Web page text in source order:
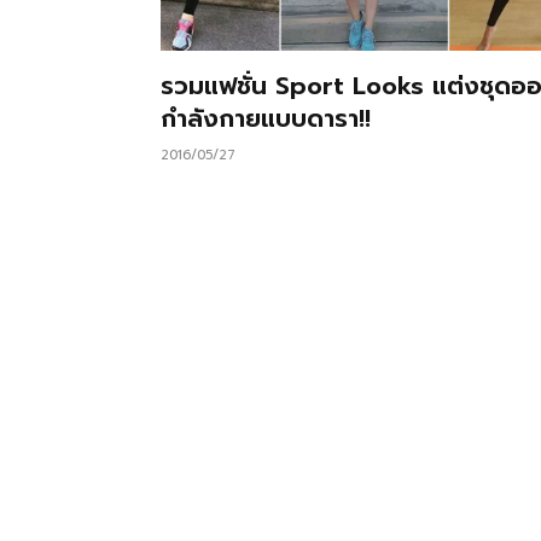
รวมแฟชั่น Sport Looks แต่งชุดอ
กำลังกายแบบดารา!!
2016/05/27